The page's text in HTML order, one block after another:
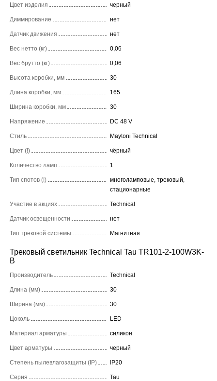
Цвет изделия черный
Диммирование нет
Датчик движения нет
Вес нетто (кг) 0,06
Вес брутто (кг) 0,06
Высота коробки, мм 30
Длина коробки, мм 165
Ширина коробки, мм 30
Напряжение DC 48 V
Стиль Maytoni Technical
Цвет (!) чёрный
Количество ламп 1
Тип спотов (!)
многоламповые, трековый,
стационарные
Участие в акциях Technical
Датчик освещенности нет
Тип трековой системы Магнитная
Трековый светильник Technical Tau TR101-2-100W3K-
B
Производитель Technical
Длина (мм) 30
Ширина (мм) 30
Цоколь LED
Материал арматуры силикон
Цвет арматуры черный
Степень пылевлагозащиты (IP) IP20
Серия Tau